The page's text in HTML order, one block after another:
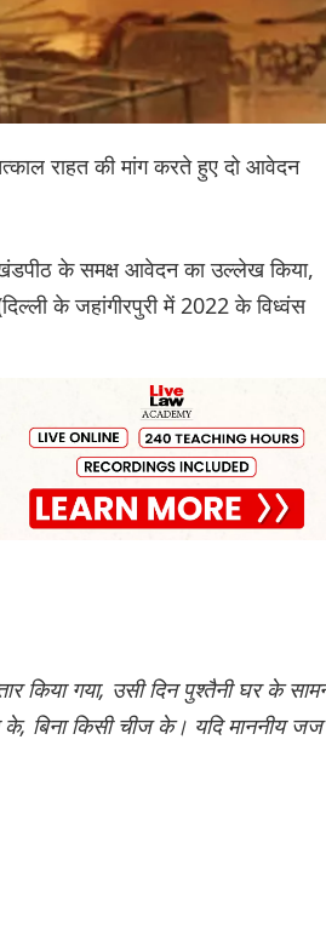
राहत की मांग करते हुए दो आवेदन
के समक्ष आवेदन का उल्लेख किया,
के जहांगीरपुरी में 2022 के विध्वंस
किया गया, उसी दिन पुश्तैनी घर के
के, बिना किसी चीज के। यदि माननीय जज